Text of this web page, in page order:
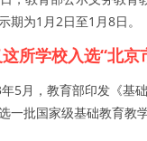
期为1月2日至1月8日。
所学校入选“北
5月，教育部印发《基
一批国家级基础教育教